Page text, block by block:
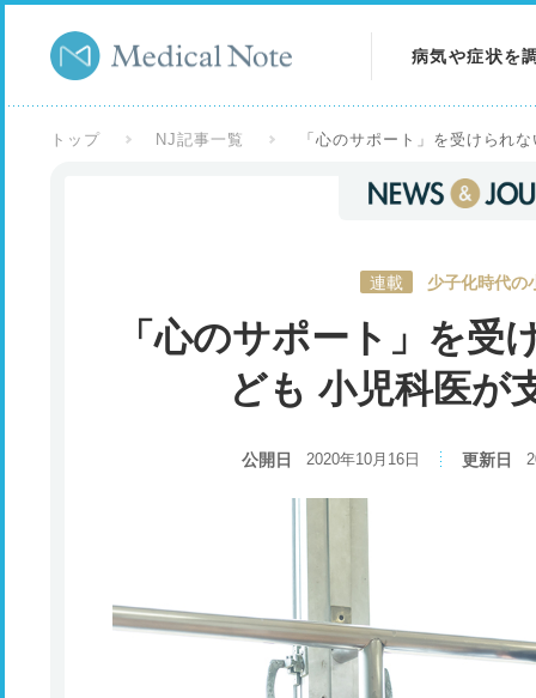
病気や症状を
症状を調べる
トップ NJ記事一覧 「心のサポート」を受けられ
連載 少子化時代の
「心のサポート」を受
ども 小児科医が
公開日 2020年10月16日 更新日